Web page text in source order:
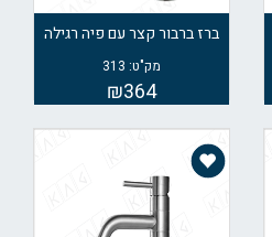
ברז ברבור קצר עם פיה רגילה
מק"ט: 313
₪364